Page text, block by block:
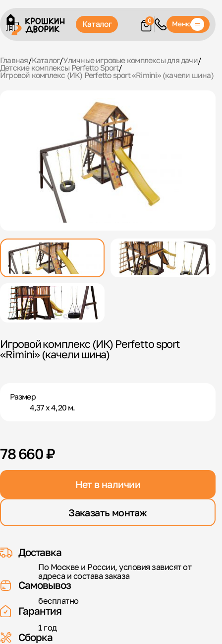
Каталог 0 Меню
Главная/Каталог/Уличные игровые комплексы для дачи/
Детские комплексы Perfetto Sport/
Игровой комплекс (ИК) Perfetto sport «Rimini» (качели шина)
Игровой комплекс (ИК) Perfetto sport
«Rimini» (качели шина)
Размер
4,37 х 4,20 м.
78 660 ₽
Нет в наличии
Заказать монтаж
Доставка
По Москве и России, условия зависят от
адреса и состава заказа
Самовывоз
бесплатно
Гарантия
1 год
Сборка